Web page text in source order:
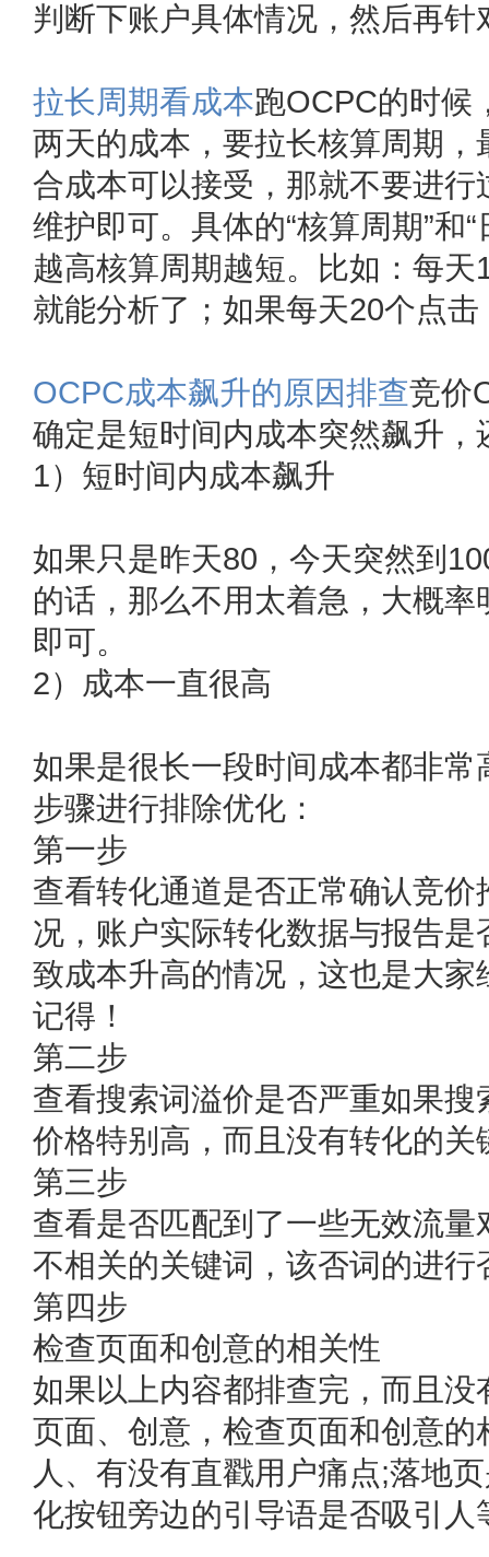
判断下账户具体情况，然后再针
拉长周期看成本跑OCPC的时候
两天的成本，要拉长核算周期
合成本可以接受，那就不要进
维护即可。具体的“核算周期”和
越高核算周期越短。比如：每
就能分析了；如果每天20个点
OCPC成本飙升的原因排查竞价
确定是短时间内成本突然飙升，
1）短时间内成本飙升
如果只是昨天80，今天突然到
的话，那么不用太着急，大概
即可。
2）成本一直很高
如果是很长一段时间成本都非
步骤进行排除优化：
第一步
查看转化通道是否正常确认竞
况，账户实际转化数据与报告
致成本升高的情况，这也是大
记得！
第二步
查看搜索词溢价是否严重如果
价格特别高，而且没有转化的关
第三步
查看是否匹配到了一些无效流
不相关的关键词，该否词的进行
第四步
检查页面和创意的相关性
如果以上内容都排查完，而且
页面、创意，检查页面和创意
人、有没有直戳用户痛点;落地
化按钮旁边的引导语是否吸引